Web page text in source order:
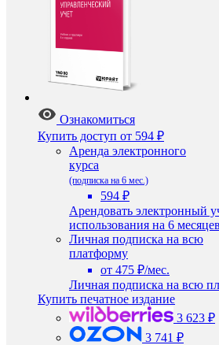
Ознакомиться
Купить доступ от 594 ₽
Аренда электронного
курса
(подписка на 6 мес.)
594 ₽
Арендовать электронный
использования на 6
Личная подписка на всю
платформу
от 475 ₽/мес.
Личная подписка на всю
Купить печатное издание
3 623 ₽
3 741 ₽